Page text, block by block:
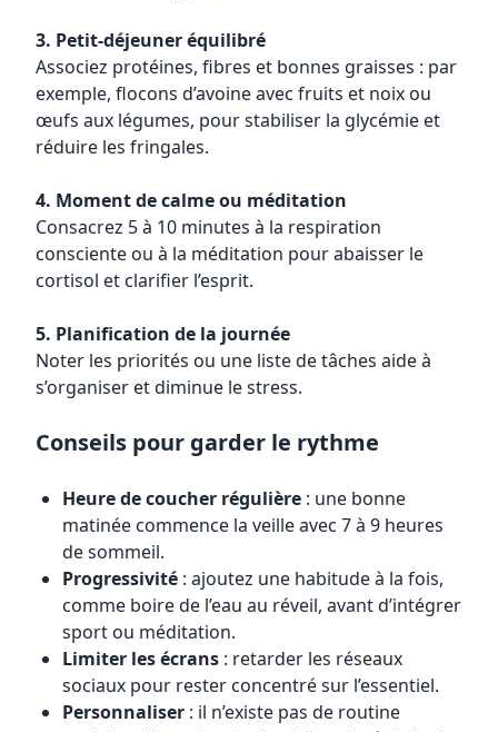
3. Petit-déjeuner équilibré
Associez protéines, fibres et bonnes graisses : par
exemple, flocons d’avoine avec fruits et noix ou
œufs aux légumes, pour stabiliser la glycémie et
réduire les fringales.
4. Moment de calme ou méditation
Consacrez 5 à 10 minutes à la respiration
consciente ou à la méditation pour abaisser le
cortisol et clarifier l’esprit.
5. Planification de la journée
Noter les priorités ou une liste de tâches aide à
s’organiser et diminue le stress.
Conseils pour garder le rythme
Heure de coucher régulière : une bonne
matinée commence la veille avec 7 à 9 heures
de sommeil.
Progressivité : ajoutez une habitude à la fois,
comme boire de l’eau au réveil, avant d’intégrer
sport ou méditation.
Limiter les écrans : retarder les réseaux
sociaux pour rester concentré sur l’essentiel.
Personnaliser : il n’existe pas de routine